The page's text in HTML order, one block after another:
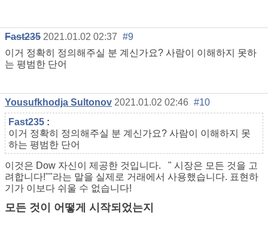
Fast235 2021.01.02 02:37 #9
이거 정확히 정의해주실 분 계신가요? 사람이 이해하지 못하
는 평범한 단어
Yousufkhodja Sultonov 2021.01.02 02:46 #10
Fast235 :
이거 정확히 정의해주실 분 계신가요? 사람이 이해하지 못
하는 평범한 단어
이것은 Dow 자신이 제공한 것입니다. " 시장은 모든 것을 고
려합니다!""라는 말을 실제로 거래에서 사용했습니다. 표현하
기가 이보다 쉬울 수 없습니다!
모든 것이 어떻게 시작되었는지